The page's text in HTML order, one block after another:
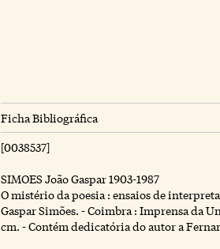
Ficha Bibliográfica
[0038537]
SIMOES João Gaspar 1903-1987
O mistério da poesia : ensaios de
Gaspar Simões. - Coimbra : Imprensa da
cm. - Contém dedicatória do autor a